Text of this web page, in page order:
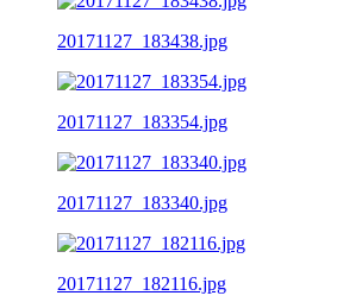
20171127_183438.jpg
20171127_183354.jpg
20171127_183340.jpg
20171127_182116.jpg